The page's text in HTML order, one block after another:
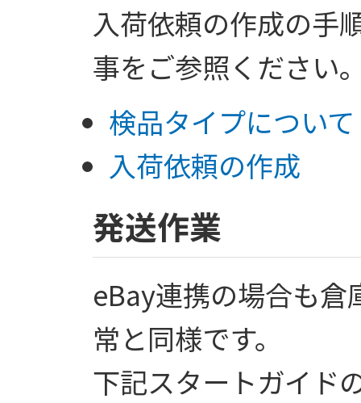
入荷依頼の作成の手
事をご参照ください
検品タイプについて
入荷依頼の作成
発送作業
eBay連携の場合も
常と同様です。
下記スタートガイド